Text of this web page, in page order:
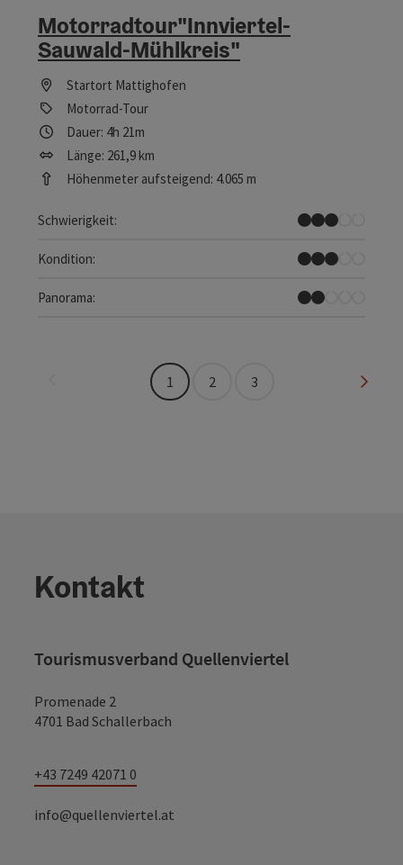
Motorradtour"Innviertel-
Sauwald-Mühlkreis"
Startort Mattighofen
Motorrad-Tour
Dauer: 4h 21m
Länge: 261,9 km
Höhenmeter aufsteigend: 4.065 m
Schwierigkeit:
Mittel
Kondition:
Mittel
Panorama:
Einzelne Ausblicke
1 2 3 Seite
Kontakt
Tourismusverband Quellenviertel
Promenade 2
4701 Bad Schallerbach
+43 7249 42071 0
info@quellenviertel.at